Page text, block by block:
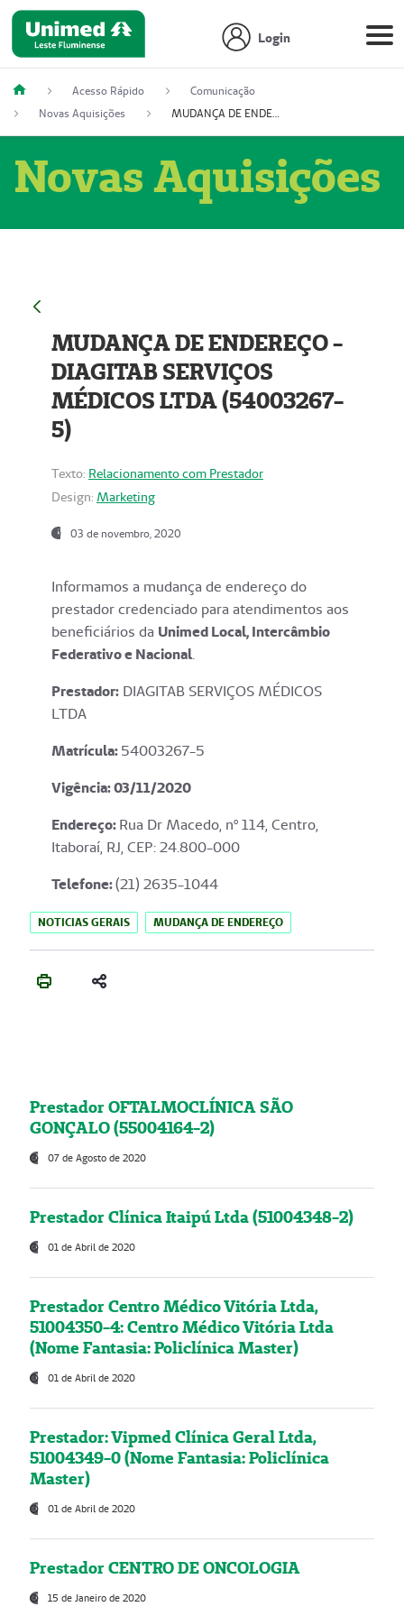
Login
Acesso Rápido
Comunicação
Novas Aquisições
MUDANÇA DE ENDEREÇO - DIAGITAB SERVIÇOS MÉDICOS LTDA (54003267-5)
Novas Aquisições
MUDANÇA DE ENDEREÇO -
DIAGITAB SERVIÇOS
MÉDICOS LTDA (54003267-
5)
Texto: Relacionamento com Prestador
Design: Marketing
03 de novembro, 2020
Informamos a mudança de endereço do
prestador credenciado para atendimentos aos
beneficiários da Unimed Local, Intercâmbio
Federativo e Nacional.
Prestador: DIAGITAB SERVIÇOS MÉDICOS
LTDA
Matrícula:54003267-5
Vigência: 03/11/2020
Endereço:Rua Dr Macedo, nº 114, Centro,
Itaboraí, RJ, CEP: 24.800-000
Telefone:(21) 2635-1044
NOTICIAS GERAIS MUDANÇA DE ENDEREÇO
Prestador OFTALMOCLÍNICA SÃO
GONÇALO (55004164-2)
07 de Agosto de 2020
Prestador Clínica Itaipú Ltda (51004348-2)
01 de Abril de 2020
Prestador Centro Médico Vitória Ltda,
51004350-4: Centro Médico Vitória Ltda
(Nome Fantasia: Policlínica Master)
01 de Abril de 2020
Prestador: Vipmed Clínica Geral Ltda,
51004349-0 (Nome Fantasia: Policlínica
Master)
01 de Abril de 2020
Prestador CENTRO DE ONCOLOGIA
15 de Janeiro de 2020